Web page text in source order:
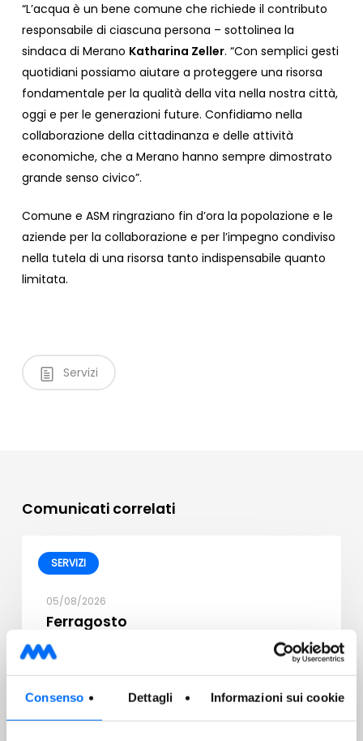
Consenso Dettagli Informazioni sui cookie
“L’acqua è un bene comune che richiede il contributo
responsabile di ciascuna persona – sottolinea la
sindaca di Merano Katharina Zeller. “Con semplici gesti
quotidiani possiamo aiutare a proteggere una risorsa
fondamentale per la qualità della vita nella nostra città,
oggi e per le generazioni future. Confidiamo nella
collaborazione della cittadinanza e delle attività
economiche, che a Merano hanno sempre dimostrato
grande senso civico”.
Comune e ASM ringraziano fin d’ora la popolazione e le
aziende per la collaborazione e per l’impegno condiviso
nella tutela di una risorsa tanto indispensabile quanto
limitata.
Servizi
Comunicati correlati
SERVIZI
05/08/2026
Ferragosto